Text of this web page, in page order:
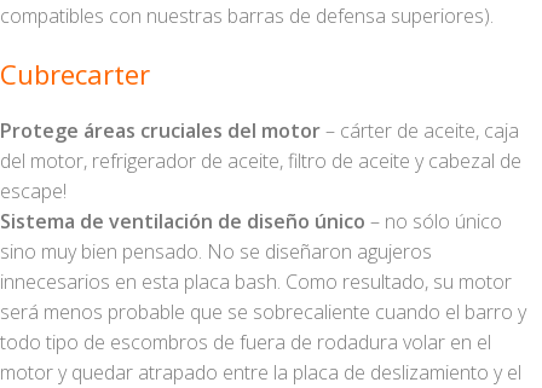
compatibles con nuestras barras de defensa superiores).
Cubrecarter
Protege áreas cruciales del motor– cárter de aceite, caja
del motor, refrigerador de aceite, filtro de aceite y cabezal de
escape!
Sistema de ventilación de diseño único – no sólo único
sino muy bien pensado. No se diseñaron agujeros
innecesarios en esta placa bash. Como resultado, su motor
será menos probable que se sobrecaliente cuando el barro y
todo tipo de escombros de fuera de rodadura volar en el
motor y quedar atrapado entre la placa de deslizamiento y el